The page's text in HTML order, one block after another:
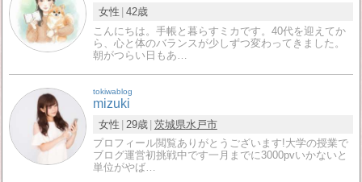
女性 42歳
こんにちは。手帳と暮らすミカです。40代を迎えてか
ら、心と体のバランスが少しずつ変わってきました。
朝がつらい日もあ…
tokiwablog
mizuki
女性 29歳 茨城県水戸市
プロフィール閲覧ありがとうございます!大学の授業で
ブログ運営初挑戦中です一月までに3000pvいかないと
単位がやば…